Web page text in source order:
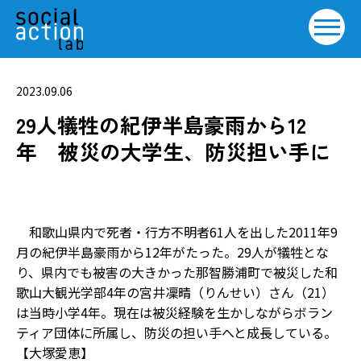
2023.09.06
29人犠牲の紀伊半島豪雨から12
年 被災の大学生、防災担い手に
和歌山県内で死者・行方不明者61人を出した2011年9
月の紀伊半島豪雨から12年がたった。29人が犠牲とな
り、県内でも被害の大きかった那智勝浦町で被災した和
歌山大観光学部4年の宮井凜晴（りんせい）さん（21）
は当時小学4年。現在は被災経験を生かしながらボラン
ティア団体に所属し、防災の担い手へと成長している。
【大塚愛恵】